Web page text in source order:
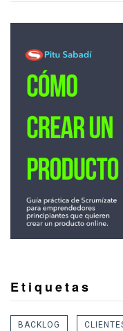
Etiquetas
BACKLOG